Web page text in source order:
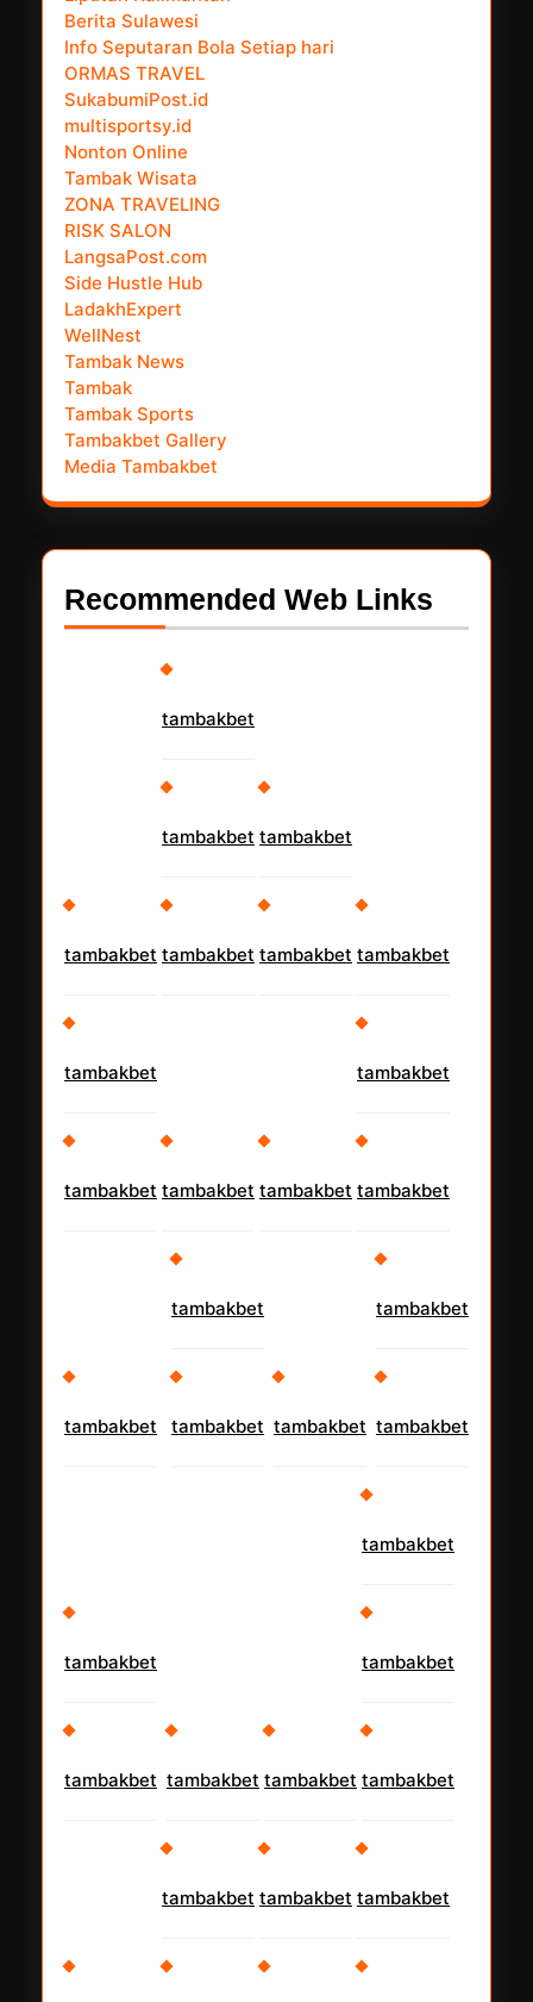
Berita Sulawesi
Info Seputaran Bola Setiap hari
ORMAS TRAVEL
SukabumiPost.id
multisportsy.id
Nonton Online
Tambak Wisata
ZONA TRAVELING
RISK SALON
LangsaPost.com
Side Hustle Hub
LadakhExpert
WellNest
Tambak News
Tambak
Tambak Sports
Tambakbet Gallery
Media Tambakbet
Recommended Web Links
tambakbet
tambakbet
tambakbet
tambakbet
tambakbet
tambakbet tambakbet
tambakbet
tambakbet tambakbet tambakbet
tambakbet
tambakbet
tambakbet
tambakbet
tambakbet tambakbet
tambakbet
tambakbet
tambakbet
tambakbet tambakbet tambakbet
tambakbet
tambakbet
tambakbet
tambakbet tambakbet tambakbet